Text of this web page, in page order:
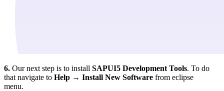
6. Our next step is to install SAPUI5 Development Tools. To do
that navigate to Help → Install New Software from eclipse
menu.